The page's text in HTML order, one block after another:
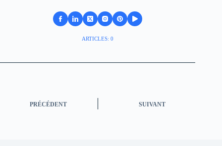
ARTICLES: 0
PRÉCÉDENT SUIVANT